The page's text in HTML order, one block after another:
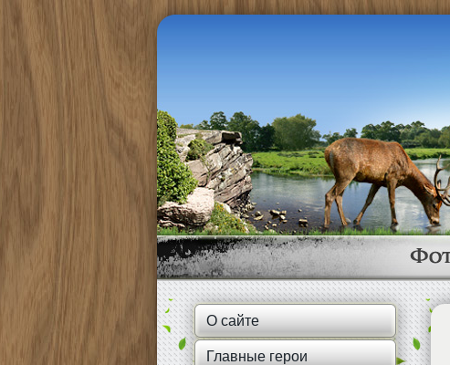
О сайте
Главные герои